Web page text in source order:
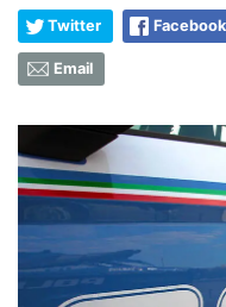
Twitter Facebook
Email